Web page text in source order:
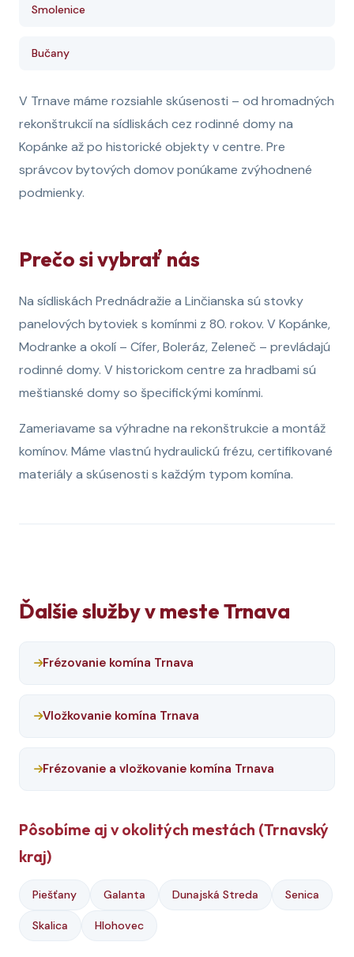
Smolenice
Bučany
V Trnave máme rozsiahle skúsenosti – od hromadných
rekonštrukcií na sídliskách cez rodinné domy na
Kopánke až po historické objekty v centre. Pre
správcov bytových domov ponúkame zvýhodnené
podmienky.
Prečo si vybrať nás
Na sídliskách Prednádražie a Linčianska sú stovky
panelových bytoviek s komínmi z 80. rokov. V Kopánke,
Modranke a okolí – Cífer, Boleráz, Zeleneč – prevládajú
rodinné domy. V historickom centre za hradbami sú
meštianské domy so špecifickými komínmi.
Zameriavame sa výhradne na rekonštrukcie a montáž
komínov. Máme vlastnú hydraulickú frézu, certifikované
materiály a skúsenosti s každým typom komína.
Ďalšie služby v meste Trnava
Frézovanie komína Trnava
Vložkovanie komína Trnava
Frézovanie a vložkovanie komína Trnava
Pôsobíme aj v okolitých mestách (Trnavský
kraj)
Piešťany Galanta Dunajská Streda Senica
Skalica Hlohovec